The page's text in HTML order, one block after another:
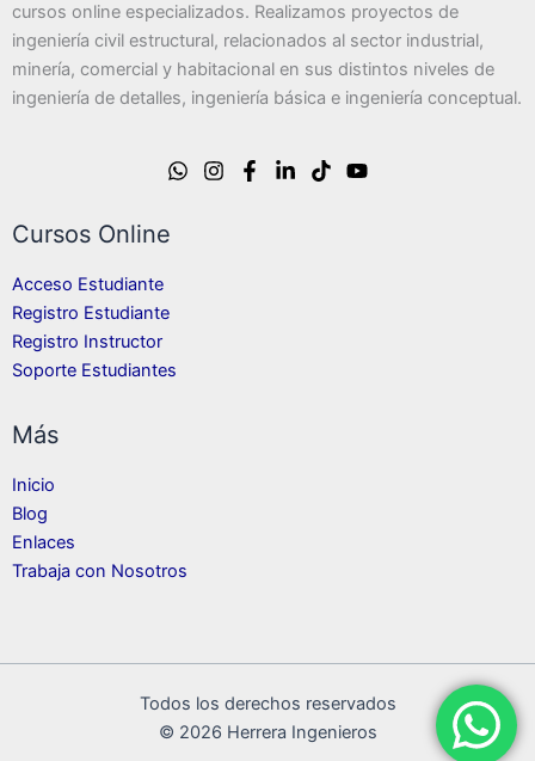
cursos online especializados. Realizamos proyectos de
ingeniería civil estructural, relacionados al sector industrial,
minería, comercial y habitacional en sus distintos niveles de
ingeniería de detalles, ingeniería básica e ingeniería conceptual.
Cursos Online
Acceso Estudiante
Registro Estudiante
Registro Instructor
Soporte Estudiantes
Más
Inicio
Blog
Enlaces
Trabaja con Nosotros
Todos los derechos reservados
© 2026 Herrera Ingenieros